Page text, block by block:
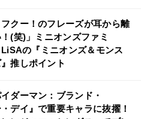
フクー！のフレーズが耳から離
(笑)」ミニオンズファミ
LiSAの『ミニオンズ＆モンス
推しポイント
イダーマン：ブランド・
デイ』で重要キャラに抜擢！